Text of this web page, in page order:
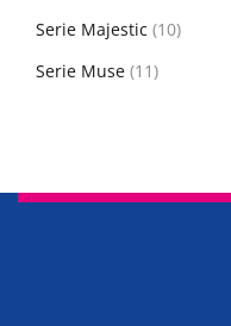
Serie Majestic (10)
Serie Muse (11)